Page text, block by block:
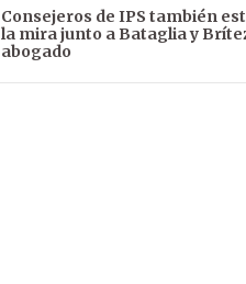
Consejeros de IPS también
la mira junto a Bataglia y
abogado